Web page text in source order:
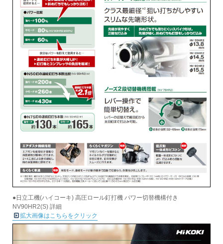
●日立工機(ハイコーキ) 高圧ロール釘打機 パワー切替機構付き
NV90HR2(S) 詳細
拡大画像はこちらをクリック